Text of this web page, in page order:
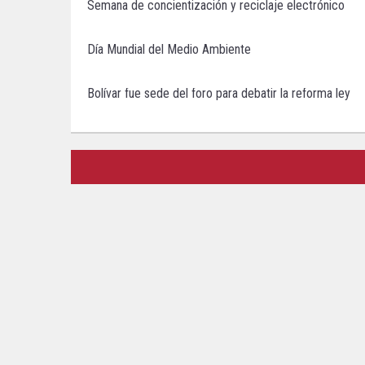
Semana de concientización y reciclaje electrónico
Día Mundial del Medio Ambiente
Bolívar fue sede del foro para debatir la reforma ley